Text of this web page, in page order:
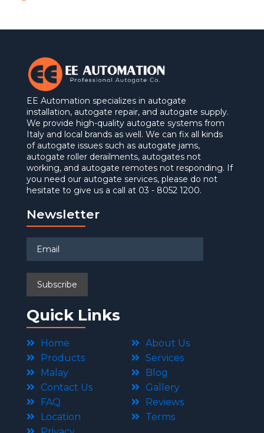
EE Automation specializes in autogate
installation, autogate repair, and autogate supply.
We provide high-quality autogate systems from
Italy and local brands as well. We can fix all kinds
of autogate issues such as autogate jams,
autogate roller derailments, autogates not
working, and autogate remotes not responding. If
you need our autogate services, please do not
hesitate to give us a call at 03 - 8052 1200.
Newsletter
Quick Links
Home
About Us
Products
Services
Malay
Blog
Contact Us
Gallery
FAQ
Reviews
Location
Terms